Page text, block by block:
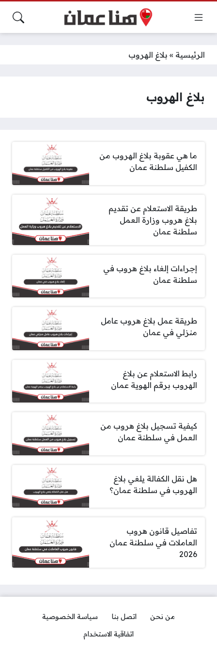
الرئيسية » بلاغ الهروب
بلاغ الهروب
ما هي عقوبة بلاغ الهروب من
الكفيل سلطنة عمان
طريقة الاستعلام عن تقديم
بلاغ هروب وزارة العمل
سلطنة عمان
إجراءات إلغاء بلاغ هروب في
سلطنة عمان
طريقة عمل بلاغ هروب عامل
منزلي في عمان
رابط الاستعلام عن بلاغ
الهروب برقم الهوية عمان
كيفية تسجيل بلاغ هروب من
العمل في سلطنة عمان
هل نقل الكفالة يلغي بلاغ
الهروب في سلطنة عمان؟
تفاصيل قانون هروب
العاملات في سلطنة عمان
2026
من نحن اتصل بنا
سياسة الخصوصية
اتفاقية الاستخدام